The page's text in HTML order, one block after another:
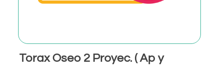
Torax Oseo 2 Proyec. ( Ap y